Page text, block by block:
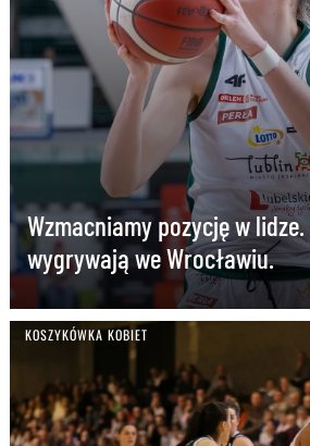
Wzmacniamy pozycję w lidze.
wygrywają we Wrocławiu.
KOSZYKÓWKA KOBIET